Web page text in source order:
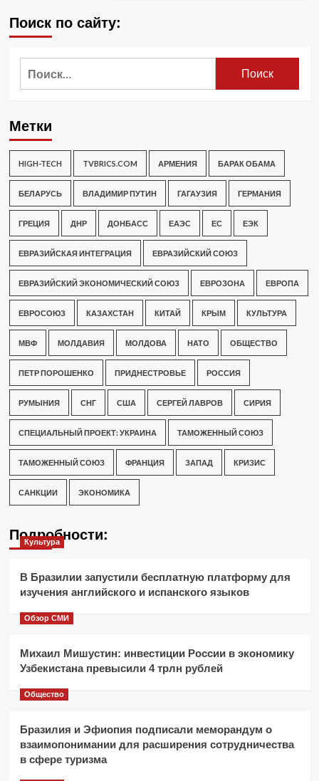
Поиск по сайту:
Метки
HIGH-TECH TVBRICS.COM АРМЕНИЯ БАРАК ОБАМА
БЕЛАРУСЬ ВЛАДИМИР ПУТИН ГАГАУЗИЯ ГЕРМАНИЯ
ГРЕЦИЯ ДНР ДОНБАСС ЕАЭС ЕС ЕЭК
ЕВРАЗИЙСКАЯ ИНТЕГРАЦИЯ ЕВРАЗИЙСКИЙ СОЮЗ
ЕВРАЗИЙСКИЙ ЭКОНОМИЧЕСКИЙ СОЮЗ ЕВРОЗОНА ЕВРОПА
ЕВРОСОЮЗ КАЗАХСТАН КИТАЙ КРЫМ КУЛЬТУРА
МВФ МОЛДАВИЯ МОЛДОВА НАТО ОБЩЕСТВО
ПЕТР ПОРОШЕНКО ПРИДНЕСТРОВЬЕ РОССИЯ
РУМЫНИЯ СНГ США СЕРГЕЙ ЛАВРОВ СИРИЯ
СПЕЦИАЛЬНЫЙ ПРОЕКТ: УКРАИНА ТАМОЖЕННЫЙ СОЮЗ
ТАМОЖЕННЫЙ СОЮЗ ФРАНЦИЯ ЗАПАД КРИЗИС
САНКЦИИ ЭКОНОМИКА
Подробности:
Культура
В Бразилии запустили бесплатную платформу для
изучения английского и испанского языков
Обзор СМИ
Михаил Мишустин: инвестиции России в экономику
Узбекистана превысили 4 трлн рублей
Общество
Бразилия и Эфиопия подписали меморандум о
взаимопонимании для расширения сотрудничества
в сфере туризма